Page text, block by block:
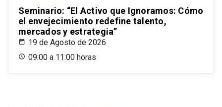
Seminario: “El Activo que Ignoramos: Cómo
el envejecimiento redefine talento,
mercados y estrategia”
19 de Agosto de 2026
09:00 a 11:00 horas